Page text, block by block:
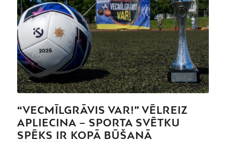
“VECMĪLGRĀVIS VAR!” VĒLREIZ
APLIECINA – SPORTA SVĒTKU
SPĒKS IR KOPĀ BŪŠANĀ